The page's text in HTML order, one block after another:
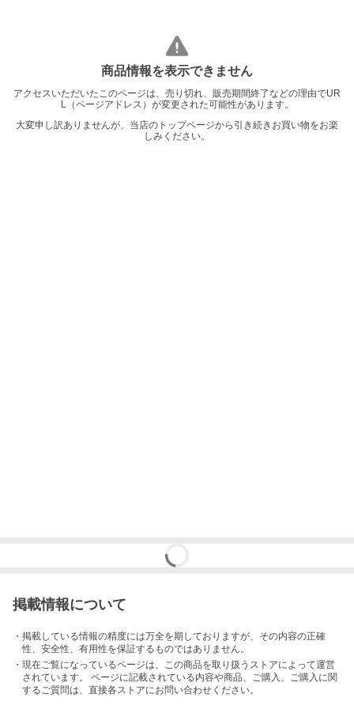
商品情報を表示できません
アクセスいただいたこのページは、売り切れ、販売期間終了などの理由でUR
L（ページアドレス）が変更された可能性があります。
大変申し訳ありませんが、当店のトップページから引き続きお買い物をお楽
しみください。
掲載情報について
・掲載している情報の精度には万全を期しておりますが、その内容の正確
性、安全性、有用性を保証するものではありません。
・現在ご覧になっているページは、この商品を取り扱うストアによって運営
されています。 ページに記載されている内容や商品、ご購入 、ご購入に関
するご質問は、直接各ストアにお問い合わせください。